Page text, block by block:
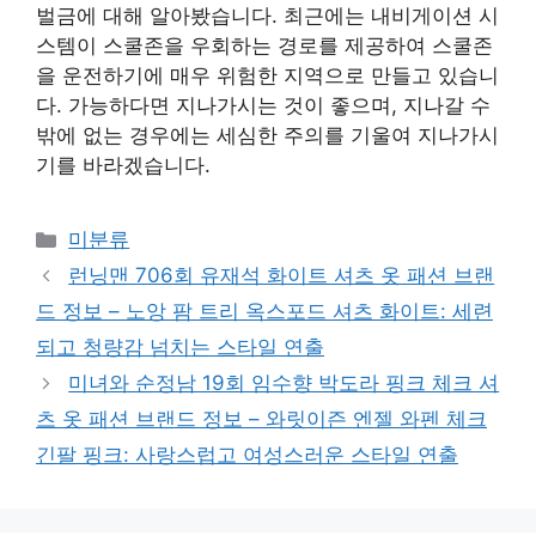
벌금에 대해 알아봤습니다. 최근에는 내비게이션 시
스템이 스쿨존을 우회하는 경로를 제공하여 스쿨존
을 운전하기에 매우 위험한 지역으로 만들고 있습니
다. 가능하다면 지나가시는 것이 좋으며, 지나갈 수
밖에 없는 경우에는 세심한 주의를 기울여 지나가시
기를 바라겠습니다.
Categories
미분류
런닝맨 706회 유재석 화이트 셔츠 옷 패션 브랜
드 정보 – 노앙 팜 트리 옥스포드 셔츠 화이트: 세련
되고 청량감 넘치는 스타일 연출
미녀와 순정남 19회 임수향 박도라 핑크 체크 셔
츠 옷 패션 브랜드 정보 – 와릿이즌 엔젤 와펜 체크
긴팔 핑크: 사랑스럽고 여성스러운 스타일 연출